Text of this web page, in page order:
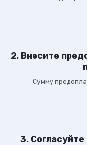
2. Внесите
Сумму
3.